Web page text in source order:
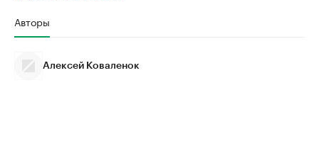
Авторы
Алексей Коваленок